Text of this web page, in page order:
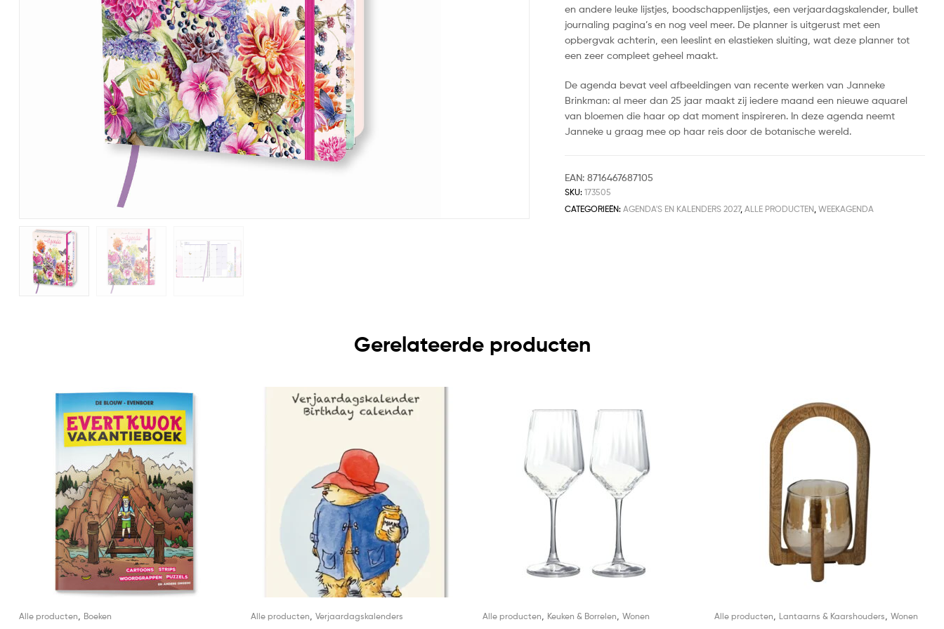
en andere leuke lijstjes, boodschappenlijstjes, een verjaardagskalender, bullet
journaling pagina’s en nog veel meer. De planner is uitgerust met een
opbergvak achterin, een leeslint en elastieken sluiting, wat deze planner tot
een zeer compleet geheel maakt.
De agenda bevat veel afbeeldingen van recente werken van Janneke
Brinkman: al meer dan 25 jaar maakt zij iedere maand een nieuwe aquarel
van bloemen die haar op dat moment inspireren. In deze agenda neemt
Janneke u graag mee op haar reis door de botanische wereld.
EAN:8716467687105
SKU:173505
CATEGORIEËN:AGENDA'S EN KALENDERS 2027,ALLE PRODUCTEN ,WEEKAGENDA
Gerelateerde producten
Alle producten, Boeken Alle producten, Verjaardagskalenders Alle producten, Keuken & Borrelen, Wonen Alle producten, Lantaarns & Kaarshouders, Wonen